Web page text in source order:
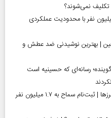
تکلیف نمی‌شوند؟
معلولیت در ایران | بیش از ۱۰.۵ میلیون نفر با محدودیت عملکردی
| بهترین نوشیدنی ضد عطش و
گوینده؛ رسانه‌ای که حسینیه است
آغاز رسمی برنامه‌های اربعین ۱۴۰۵ در مرز‌ها | ثبت‌نام سماح به ۱.۷ میلیون نفر